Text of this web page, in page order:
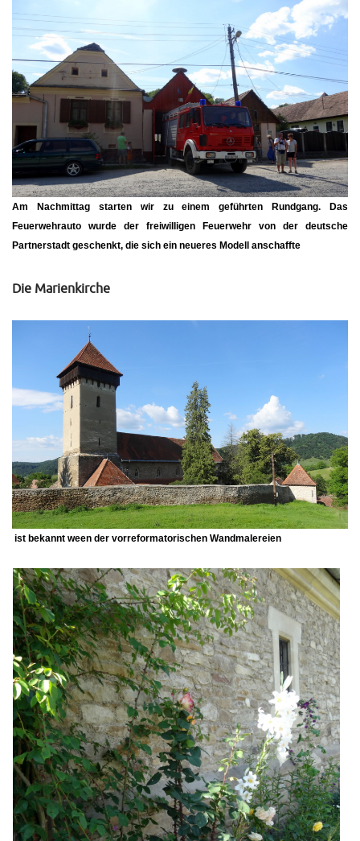
Am Nachmittag starten wir zu einem geführten Rundgang. Das
Feuerwehrauto wurde der freiwilligen Feuerwehr von der deutsche
Partnerstadt geschenkt, die sich ein neueres Modell anschaffte
Die Marienkirche
ist bekannt ween der vorreformatorischen Wandmalereien